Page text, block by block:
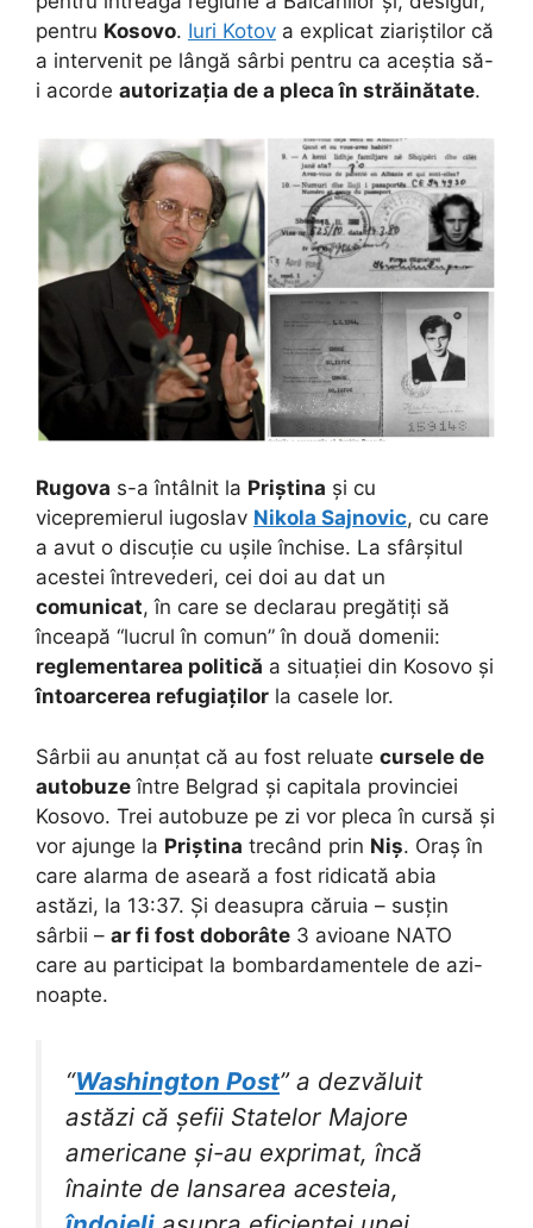
pentru Kosovo. Iuri Kotov a explicat ziariștilor că
a intervenit pe lângă sârbi pentru ca aceștia să-
i acorde autorizația de a pleca în străinătate.
Rugova s-a întâlnit la Priștina și cu
vicepremierul iugoslav Nikola Sajnovic, cu care
a avut o discuție cu ușile închise. La sfârșitul
acestei întrevederi, cei doi au dat un
comunicat, în care se declarau pregătiți să
înceapă “lucrul în comun” în două domenii:
reglementarea politică a situației din Kosovo și
întoarcerea refugiaților la casele lor.
Sârbii au anunțat că au fost reluate cursele de
autobuze între Belgrad și capitala provinciei
Kosovo. Trei autobuze pe zi vor pleca în cursă și
vor ajunge la Priștina trecând prin Niș. Oraș în
care alarma de aseară a fost ridicată abia
astăzi, la 13:37. Și deasupra căruia – susțin
sârbii – ar fi fost doborâte 3 avioane NATO
care au participat la bombardamentele de azi-
noapte.
“Washington Post” a dezvăluit
astăzi că șefii Statelor Majore
americane și-au exprimat, încă
înainte de lansarea acesteia,